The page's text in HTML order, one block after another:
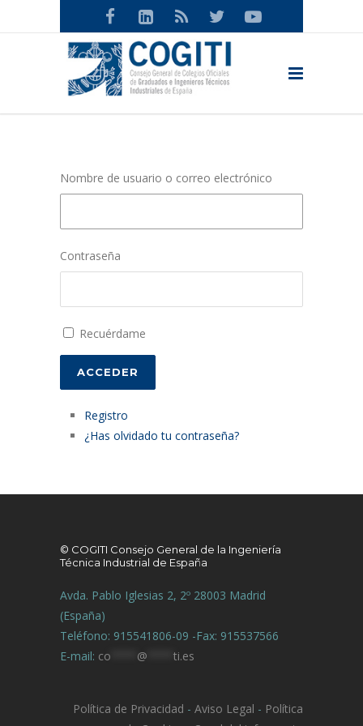
Nombre de usuario o correo electrónico
Contraseña
Recuérdame
ACCEDER
Registro
¿Has olvidado tu contraseña?
© COGITI Consejo General de la Ingeniería
Técnica Industrial de España
Avda. Pablo Iglesias 2, 2º 28003 Madrid
(España)
Teléfono: 915541806-09 -Fax: 915537566
E-mail: co @ ti.es
Política de Privacidad - Aviso Legal - Política